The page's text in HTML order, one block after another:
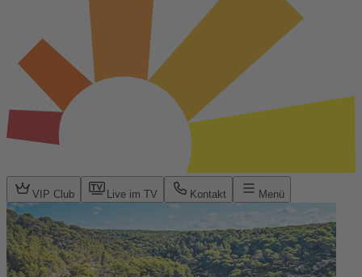
VIP Club Live im TV Kontakt Menü